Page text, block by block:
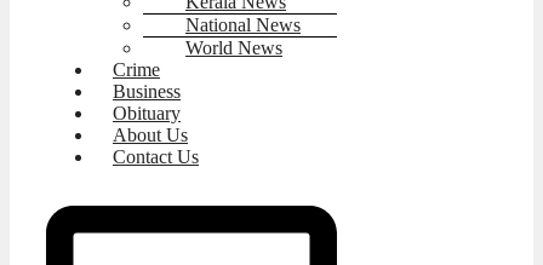
National News
World News
Crime
Business
Obituary
About Us
Contact Us